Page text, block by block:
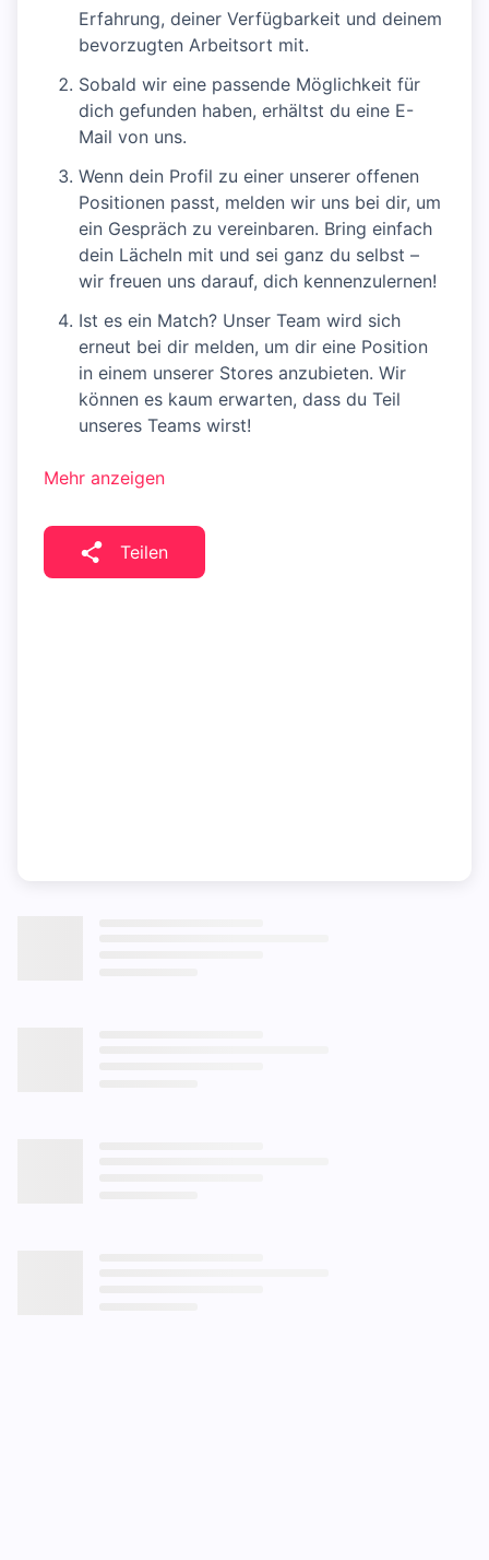
Erfahrung, deiner Verfügbarkeit und deinem
bevorzugten Arbeitsort mit.
Sobald wir eine passende Möglichkeit für
dich gefunden haben, erhältst du eine E-
Mail von uns.
Wenn dein Profil zu einer unserer offenen
Positionen passt, melden wir uns bei dir, um
ein Gespräch zu vereinbaren. Bring einfach
dein Lächeln mit und sei ganz du selbst –
wir freuen uns darauf, dich kennenzulernen!
Ist es ein Match? Unser Team wird sich
erneut bei dir melden, um dir eine Position
in einem unserer Stores anzubieten. Wir
können es kaum erwarten, dass du Teil
unseres Teams wirst!
Mehr anzeigen
Teilen